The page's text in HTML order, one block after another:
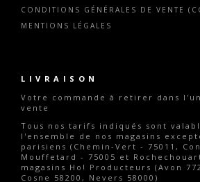
CONDITIONS GÉNÉRALES DE VENTE
MENTIONS LÉGALES
LIVRAISON
Votre commande à retirer dans
vente
Tous nos tarifs indiqués sont
l'ensemble de nos magasins
parisiens (Chemin-Vert - 75011,
Mouffetard - 75005 et
magasins Ho! Producteurs (Avon
Cosne 58200, Nevers 58000)